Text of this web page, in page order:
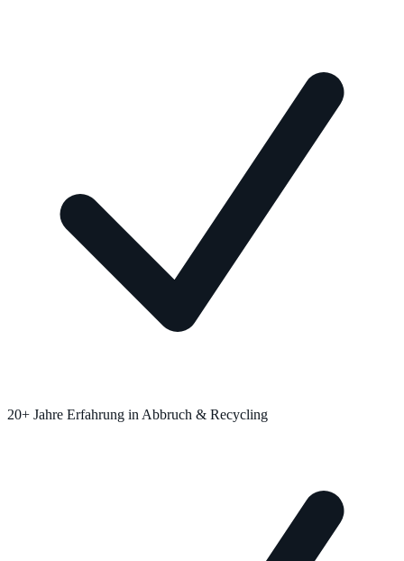
20+ Jahre Erfahrung in Abbruch & Recycling